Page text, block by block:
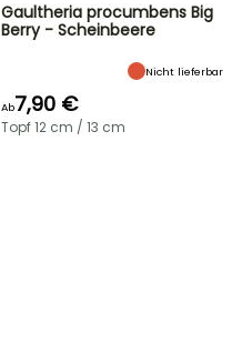
Gaultheria procumbens Big
Berry - Scheinbeere
Nicht lieferbar
Ab7,90 €
Topf 12 cm / 13 cm